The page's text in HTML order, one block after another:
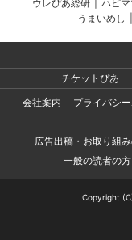
ウレぴあ総研 ハピ
うまいめし
チケットぴあ
会社案内
プライバシ
広告出稿・お取り組
一般の読者の
Copyright